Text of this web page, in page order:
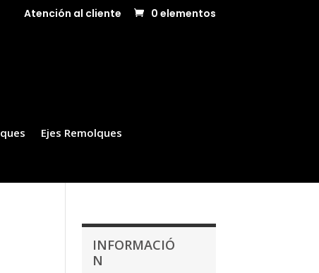
Atención al cliente 0 elementos
Ejes Remolques
INFORMACIÓ
N